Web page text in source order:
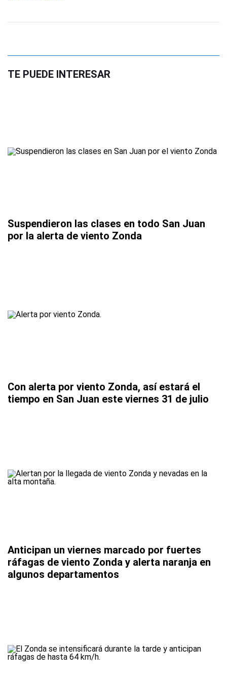
TE PUEDE INTERESAR
Suspendieron las clases en todo San Juan
por la alerta de viento Zonda
Con alerta por viento Zonda, así estará el
tiempo en San Juan este viernes 31 de julio
Anticipan un viernes marcado por fuertes
ráfagas de viento Zonda y alerta naranja en
algunos departamentos